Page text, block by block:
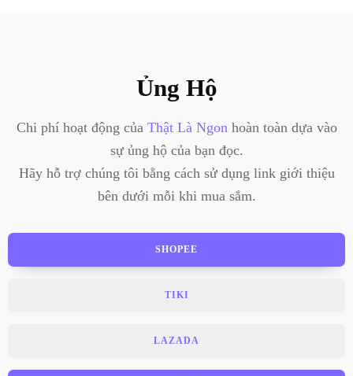
Ủng Hộ
Chi phí hoạt động của Thật Là Ngon hoàn toàn dựa vào
sự ủng hộ của bạn đọc.
Hãy hỗ trợ chúng tôi bằng cách sử dụng link giới thiệu
bên dưới mỗi khi mua sắm.
SHOPEE
TIKI
LAZADA